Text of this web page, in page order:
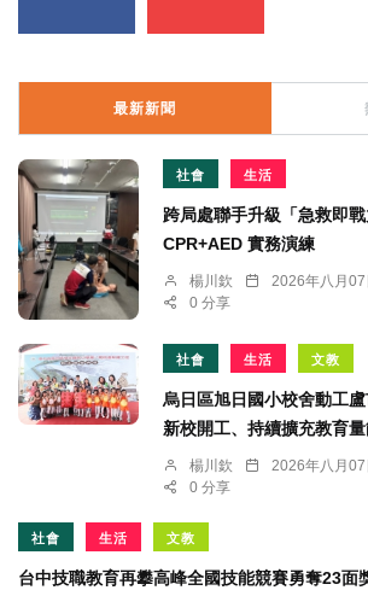
最新新聞
社會 生活
跨局處聯手升級「急救即
CPR+AED 實務演練
楊川欽 2026年八月07
0 分享
社會 生活 文教
烏日區旭日國小校舍動工
新校開工、持續擴充教育
楊川欽 2026年八月07
0 分享
社會 生活 文教
台中技職教育再攀高峰全國技能競賽勇奪23面